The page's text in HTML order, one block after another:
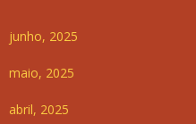
junho, 2025
maio, 2025
abril, 2025